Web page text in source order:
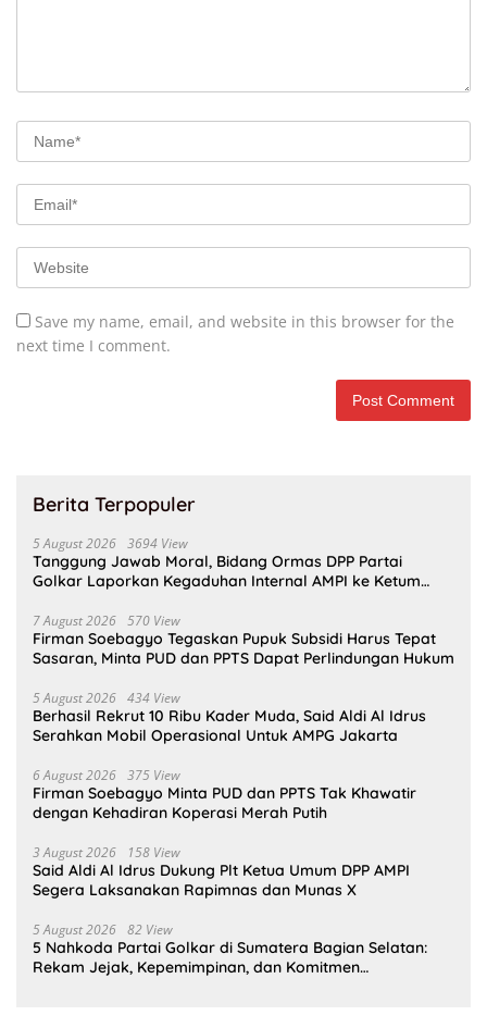
Save my name, email, and website in this browser for the
next time I comment.
Berita Terpopuler
5 August 2026 3694 View
Tanggung Jawab Moral, Bidang Ormas DPP Partai
Golkar Laporkan Kegaduhan Internal AMPI ke Ketum
7 August 2026 570 View
Firman Soebagyo Tegaskan Pupuk Subsidi Harus Tepat
Sasaran, Minta PUD dan PPTS Dapat Perlindungan Hukum
5 August 2026 434 View
Berhasil Rekrut 10 Ribu Kader Muda, Said Aldi Al Idrus
Serahkan Mobil Operasional Untuk AMPG Jakarta
6 August 2026 375 View
Firman Soebagyo Minta PUD dan PPTS Tak Khawatir
dengan Kehadiran Koperasi Merah Putih
3 August 2026 158 View
Said Aldi Al Idrus Dukung Plt Ketua Umum DPP AMPI
Segera Laksanakan Rapimnas dan Munas X
5 August 2026 82 View
5 Nahkoda Partai Golkar di Sumatera Bagian Selatan:
Rekam Jejak, Kepemimpinan, dan Komitmen